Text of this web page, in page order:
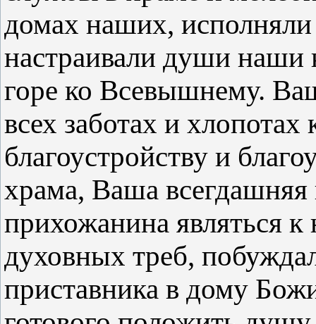
домах наших,
настраивали души
горе ко Всевышнему.
всех заботах и
благоустройству и
храма, Ваша всегдашняя
прихожанина являться
духовных треб,
приставника в дому